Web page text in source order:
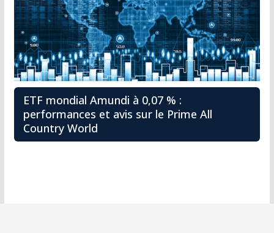
ETF mondial Amundi à 0,07 % :
performances et avis sur le Prime All
Country World